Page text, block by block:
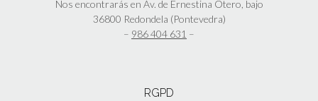
Nos encontrarás en Av. de Ernestina Otero, bajo
36800 Redondela (Pontevedra)
– 986 404 631 –
RGPD